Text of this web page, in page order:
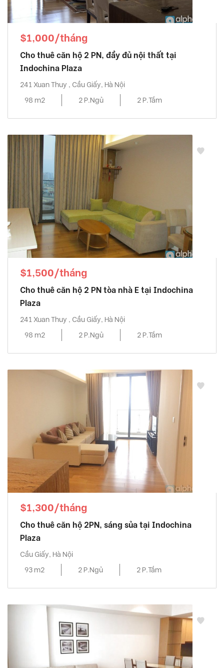
$1,000/tháng
Cho thuê căn hộ 2 PN, đầy đủ nội thất tại
Indochina Plaza
241 Xuan Thuy , Cầu Giấy, Hà Nội
98 m2
2 P.Ngủ 2 P.Tắm
$1,500/tháng
Cho thuê căn hộ 2 PN tòa nhà E tại Indochina
Plaza
241 Xuan Thuy , Cầu Giấy, Hà Nội
98 m2
2 P.Ngủ 2 P.Tắm
$1,300/tháng
Cho thuê căn hộ 2PN, sáng sủa tại Indochina
Plaza
Cầu Giấy, Hà Nội
93 m2
2 P.Ngủ 2 P.Tắm